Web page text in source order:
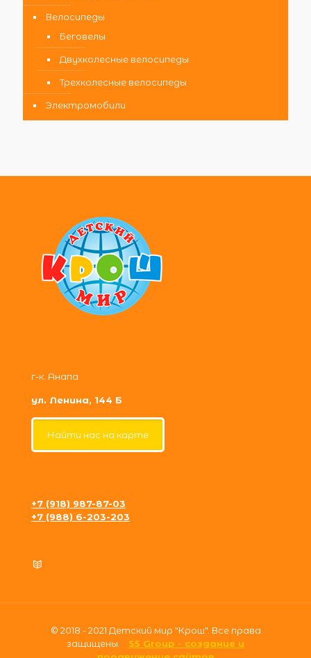
Велосипеды
Беговелы
Двухколесные велосипеды
Трехколесные велосипеды
Электромобили
г-к. Анапа
ул. Ленина, 144 Б
Найти нас на карте
+7 (918) 987-87-03
+7 (988) 6-203-203
© 2018 - 2021 Детский мир "Крош". Все права
защищены. S5 Group - создание и